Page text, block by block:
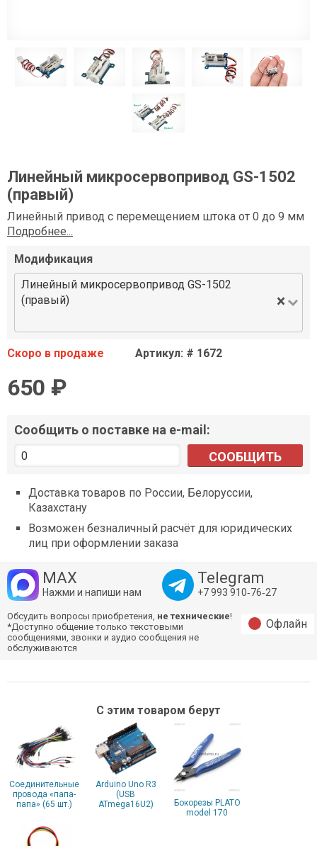
Линейный микросервопривод GS-1502
(правый)
Линейный привод с перемещением штока от 0 до 9 мм
Подробнее...
Модификация
Линейный микросервопривод GS-1502
(правый)
×
Скоро в продаже Артикул: # 1672
650 ₽
Сообщить о поставке на e-mail:
СООБЩИТЬ
Доставка товаров по России, Белоруссии,
Казахстану
Возможен безналичный расчёт для юридических
лиц при оформлении заказа
MAX
Нажми и напиши нам
Telegram
+7 993 910‑76‑27
Обсудить вопросы приобретения, не технические!
*Доступно общение только текстовыми
сообщениями, звонки и аудио сообщения не
обслуживаются
Офлайн
С этим товаром берут
Соединительные
провода «папа-
папа» (65 шт.)
Arduino Uno R3
(USB
ATmega16U2)
Бокорезы PLATO
model 170